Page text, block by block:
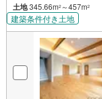
土地345.66m2 ～457m2
建築条件付き土地